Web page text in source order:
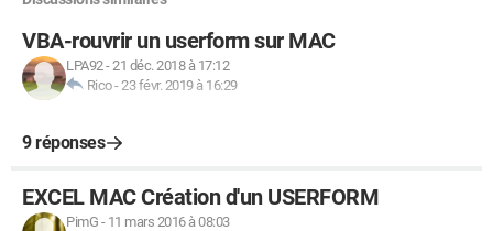
VBA-rouvrir un userform sur MAC
LPA92-21 déc. 2018 à 17:12
Rico-23 févr. 2019 à 16:29
9 réponses
EXCEL MAC Création d'un USERFORM
PimG - 11 mars 2016 à 08:03